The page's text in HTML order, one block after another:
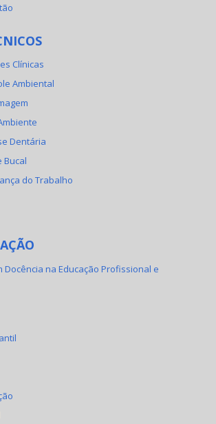
Clínicas
Ambiental
Dentária
Bucal
do Trabalho
Docência na Educação Profissional e